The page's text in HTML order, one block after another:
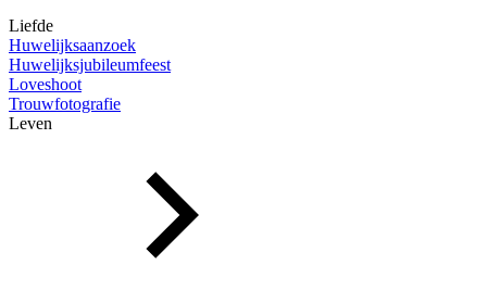
Liefde
Huwelijksaanzoek
Huwelijksjubileumfeest
Loveshoot
Trouwfotografie
Leven